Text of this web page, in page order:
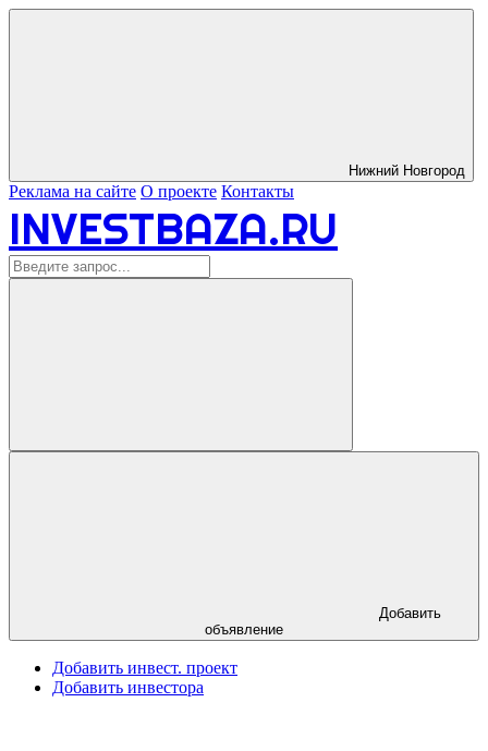
Нижний Новгород
Реклама на сайте О проекте Контакты
INVESTBAZA.RU
объявление
Добавить инвест. проект
Добавить инвестора